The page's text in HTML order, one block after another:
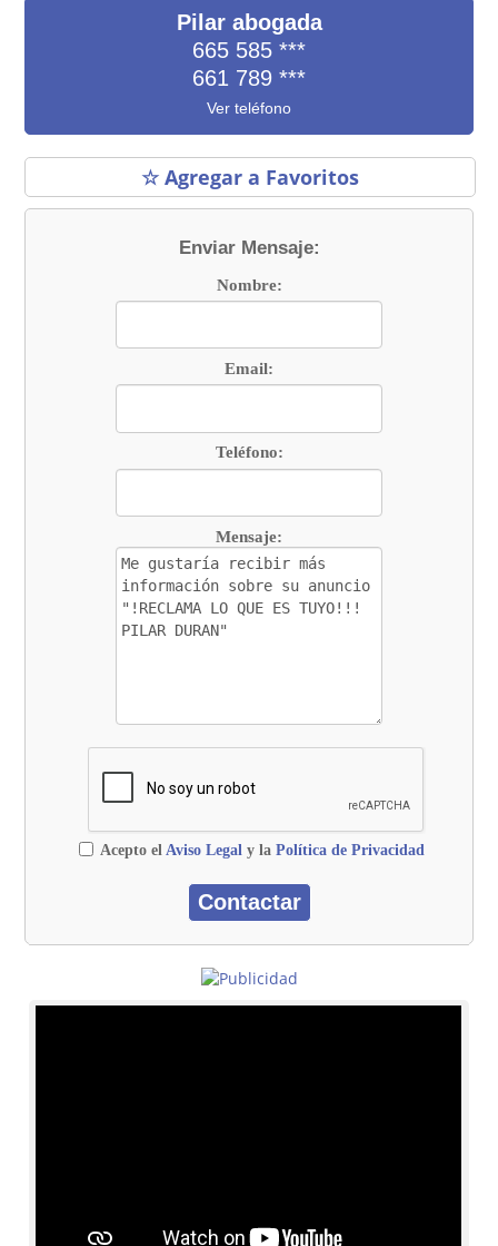
Pilar abogada
665 585***
661 789***
Ver teléfono
☆ Agregar a Favoritos
Enviar Mensaje:
Nombre:
Email:
Teléfono:
Mensaje:
Acepto el Aviso Legaly la Política de Privacidad